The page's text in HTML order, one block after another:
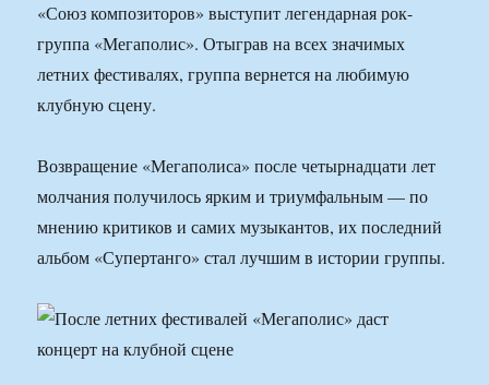
«Союз композиторов» выступит легендарная рок-
группа «Мегаполис». Отыграв на всех значимых
летних фестивалях, группа вернется на любимую
клубную сцену.
Возвращение «Мегаполиса» после четырнадцати лет
молчания получилось ярким и триумфальным — по
мнению критиков и самих музыкантов, их последний
альбом «Супертанго» стал лучшим в истории группы.